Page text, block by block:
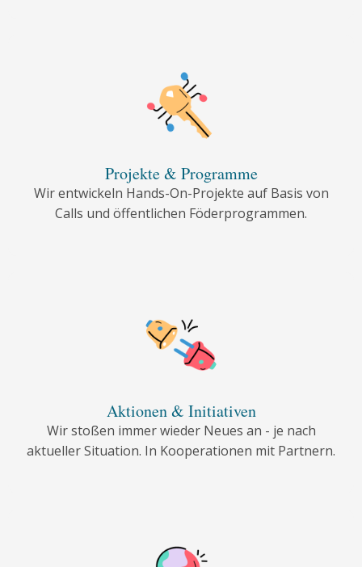
Projekte & Programme
Wir entwickeln Hands-On-Projekte auf Basis von
Calls und öffentlichen Föderprogrammen.
Aktionen & Initiativen
Wir stoßen immer wieder Neues an - je nach
aktueller Situation. In Kooperationen mit Partnern.